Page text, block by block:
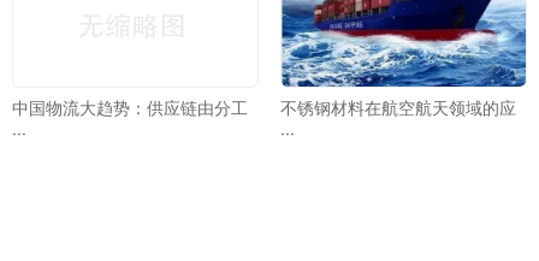
中国物流大趋势：供应链由分工
···
不锈钢材料在航空航天领域的应
···